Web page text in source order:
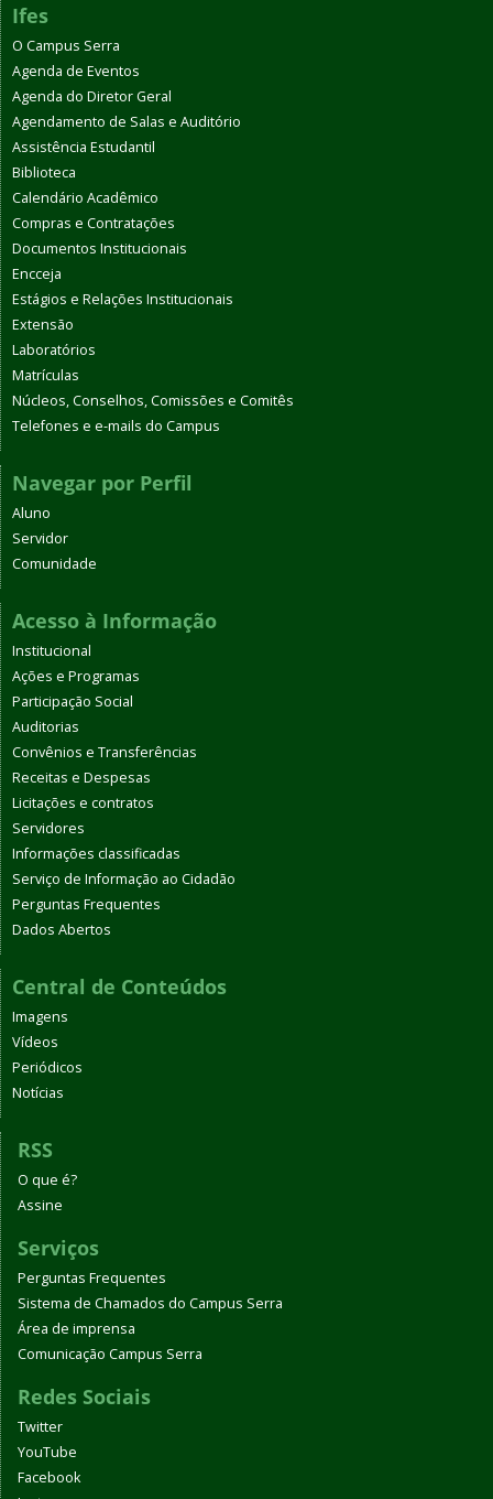
Ifes
O Campus Serra
Agenda de Eventos
Agenda do Diretor Geral
Agendamento de Salas e Auditório
Assistência Estudantil
Biblioteca
Calendário Acadêmico
Compras e Contratações
Documentos Institucionais
Encceja
Estágios e Relações Institucionais
Extensão
Laboratórios
Matrículas
Núcleos, Conselhos, Comissões e Comitês
Telefones e e-mails do Campus
Navegar por Perfil
Aluno
Servidor
Comunidade
Acesso à Informação
Institucional
Ações e Programas
Participação Social
Auditorias
Convênios e Transferências
Receitas e Despesas
Licitações e contratos
Servidores
Informações classificadas
Serviço de Informação ao Cidadão
Perguntas Frequentes
Dados Abertos
Central de Conteúdos
Imagens
Vídeos
Periódicos
Notícias
RSS
O que é?
Assine
Serviços
Perguntas Frequentes
Sistema de Chamados do Campus Serra
Área de imprensa
Comunicação Campus Serra
Redes Sociais
Twitter
YouTube
Facebook